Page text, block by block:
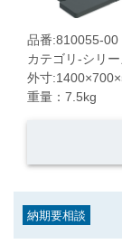
品番:810055-00
カテゴリ-シリ
外寸
重量：7.5kg
納期要相談